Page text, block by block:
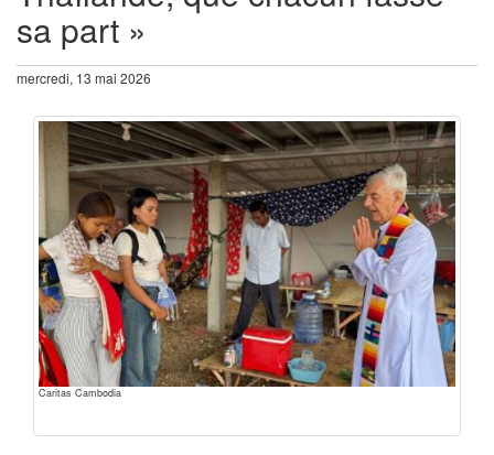
sa part »
mercredi, 13 mai 2026
Caritas Cambodia